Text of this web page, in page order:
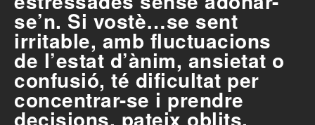
se’n. Si vostè…se sent
irritable, amb fluctuacions
de l’estat d’ànim, ansietat o
confusió, té dificultat per
concentrar-se i prendre
decisions, pateix oblits,